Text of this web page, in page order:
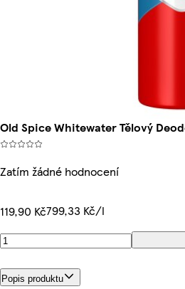
Old Spice Whitewater Tělový
Zatím žádné hodnocení
119,90 Kč799,33 Kč/l
Popis produktu